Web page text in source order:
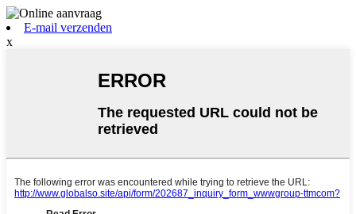
E-mail verzenden
x